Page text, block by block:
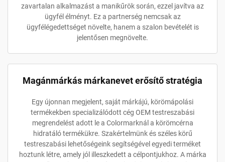
zavartalan alkalmazást a manikűrök során, ezzel javítva az
ügyfél élményt. Ez a partnerség nemcsak az
ügyfélégedettséget növelte, hanem a szalon bevételét is
jelentősen megnövelte.
Magánmárkás márkanevet erősítő stratégia
Egy újonnan megjelent, saját márkájú, körömápolási
termékekben specializálódott cég OEM testreszabási
megrendelést adott le a Colormarknál a körömcérna
hidratáló termékükre. Szakértelmünk és széles körű
testreszabási lehetőségeink segítségével egyedi terméket
hoztunk létre, amely jól illeszkedett a célpontjukhoz. A márka